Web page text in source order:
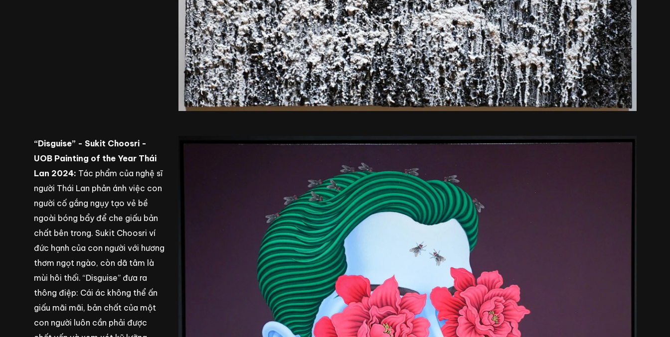
“Disguise” - Sukit Choosri -
UOB Painting of the Year Thái
Lan 2024: Tác phẩm của nghệ sĩ
người Thái Lan phản ánh việc con
người cố gắng ngụy tạo vẻ bề
ngoài bóng bẩy để che giấu bản
chất bên trong. Sukit Choosri ví
đức hạnh của con người với hương
thơm ngọt ngào, còn dã tâm là
mùi hôi thối. “Disguise” đưa ra
thông điệp: Cái ác không thể ấn
giấu mãi mãi, bản chất của một
con người luôn cần phải được